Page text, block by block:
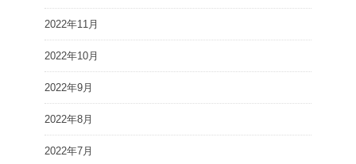
2022年11月
2022年10月
2022年9月
2022年8月
2022年7月